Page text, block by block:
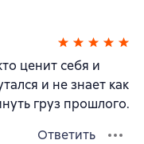
ценит себя и
и не знает как
груз прошлого.
Ответить